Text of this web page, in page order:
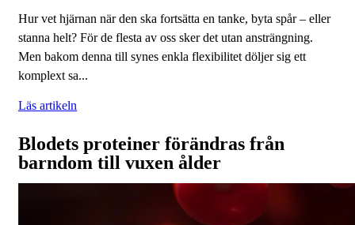
Hur vet hjärnan när den ska fortsätta en tanke, byta spår – eller
stanna helt? För de flesta av oss sker det utan ansträngning.
Men bakom denna till synes enkla flexibilitet döljer sig ett
komplext sa...
Läs artikeln
Blodets proteiner förändras från
barndom till vuxen ålder